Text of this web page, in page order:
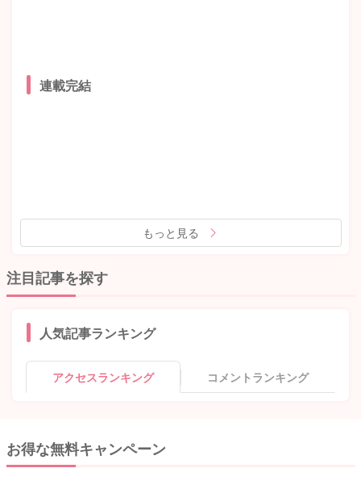
連載完結
もっと見る
注目記事を探す
人気記事ランキング
アクセスランキング コメントランキング
お得な無料キャンペーン